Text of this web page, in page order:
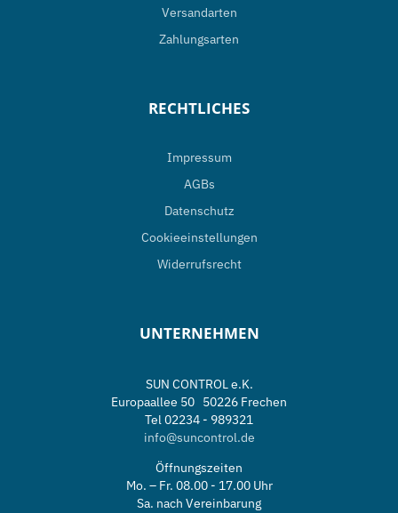
Versandarten
Zahlungsarten
RECHTLICHES
Impressum
AGBs
Datenschutz
Cookieeinstellungen
Widerrufsrecht
UNTERNEHMEN
SUN CONTROL e.K.
Europaallee 50 50226 Frechen
Tel 02234 - 989321
info@suncontrol.de
Öffnungszeiten
Mo. – Fr. 08.00 - 17.00 Uhr
Sa. nach Vereinbarung